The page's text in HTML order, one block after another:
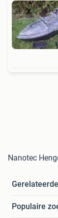
Nanotec
Populaire